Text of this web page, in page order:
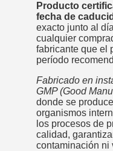
Producto
fecha de
exacto junto al
cualquier
fabricante que el
período
Fabricado en
GMP (Good
donde se
organismos
los procesos de
calidad,
contaminación ni